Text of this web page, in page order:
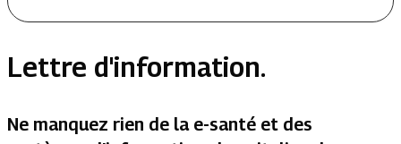
Lettre d'information.
Ne manquez rien de la e-santé et des